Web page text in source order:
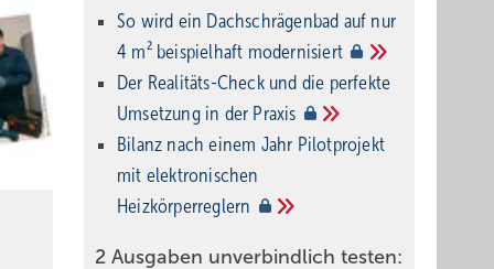
So wird ein Dach­schrägenbad auf nur
4 m² beispielhaft modernisiert
Der Realitäts-Check und die perfekte
Umsetzung in der Praxis
Bilanz nach einem Jahr Pilotprojekt
mit elektronischen
Heizkörperreglern
2 Ausgaben unverbindlich testen: